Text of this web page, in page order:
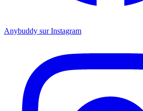
Anybuddy sur Instagram